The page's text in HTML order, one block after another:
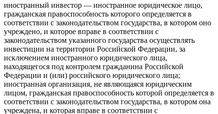
иностранный инвестор — иностранное юридическое лицо,
гражданская правоспособность которого определяется в
соответствии с законодательством государства, в котором оно
учреждено, и которое вправе в соответствии с
законодательством указанного государства осуществлять
инвестиции на территории Российской Федерации, за
исключением иностранного юридического лица,
находящегося под контролем гражданина Российской
Федерации и (или) российского юридического лица;
иностранная организация, не являющаяся юридическим
лицом, гражданская правоспособность которой определяется в
соответствии с законодательством государства, в котором она
учреждена, и которая вправе в соответствии с